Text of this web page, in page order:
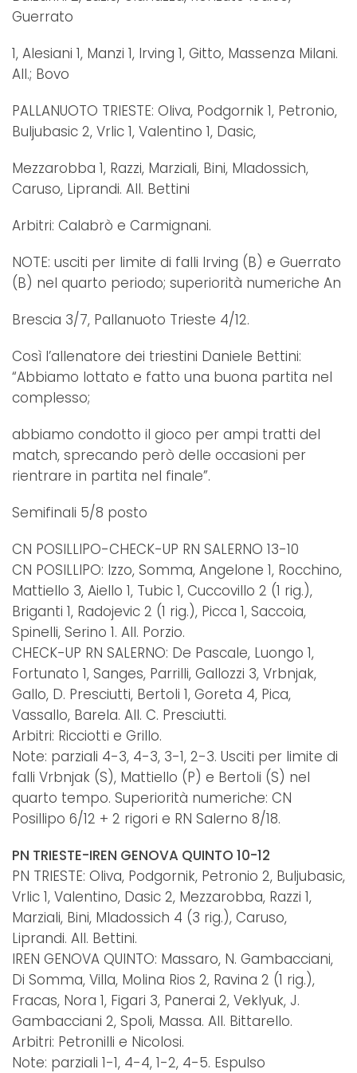
Guerrato
1, Alesiani 1, Manzi 1, Irving 1, Gitto, Massenza Milani.
All.; Bovo
PALLANUOTO TRIESTE: Oliva, Podgornik 1, Petronio,
Buljubasic 2, Vrlic 1, Valentino 1, Dasic,
Mezzarobba 1, Razzi, Marziali, Bini, Mladossich,
Caruso, Liprandi. All. Bettini
Arbitri: Calabrò e Carmignani.
NOTE: usciti per limite di falli Irving (B) e Guerrato
(B) nel quarto periodo; superiorità numeriche An
Brescia 3/7, Pallanuoto Trieste 4/12.
Così l’allenatore dei triestini Daniele Bettini:
“Abbiamo lottato e fatto una buona partita nel
complesso;
abbiamo condotto il gioco per ampi tratti del
match, sprecando però delle occasioni per
rientrare in partita nel finale”.
Semifinali 5/8 posto
CN POSILLIPO-CHECK-UP RN SALERNO 13-10
CN POSILLIPO: Izzo, Somma, Angelone 1, Rocchino,
Mattiello 3, Aiello 1, Tubic 1, Cuccovillo 2 (1 rig.),
Briganti 1, Radojevic 2 (1 rig.), Picca 1, Saccoia,
Spinelli, Serino 1. All. Porzio.
CHECK-UP RN SALERNO: De Pascale, Luongo 1,
Fortunato 1, Sanges, Parrilli, Gallozzi 3, Vrbnjak,
Gallo, D. Presciutti, Bertoli 1, Goreta 4, Pica,
Vassallo, Barela. All. C. Presciutti.
Arbitri: Ricciotti e Grillo.
Note: parziali 4-3, 4-3, 3-1, 2-3. Usciti per limite di
falli Vrbnjak (S), Mattiello (P) e Bertoli (S) nel
quarto tempo. Superiorità numeriche: CN
Posillipo 6/12 + 2 rigori e RN Salerno 8/18.
PN TRIESTE-IREN GENOVA QUINTO 10-12
PN TRIESTE: Oliva, Podgornik, Petronio 2, Buljubasic,
Vrlic 1, Valentino, Dasic 2, Mezzarobba, Razzi 1,
Marziali, Bini, Mladossich 4 (3 rig.), Caruso,
Liprandi. All. Bettini.
IREN GENOVA QUINTO: Massaro, N. Gambacciani,
Di Somma, Villa, Molina Rios 2, Ravina 2 (1 rig.),
Fracas, Nora 1, Figari 3, Panerai 2, Veklyuk, J.
Gambacciani 2, Spoli, Massa. All. Bittarello.
Arbitri: Petronilli e Nicolosi.
Note: parziali 1-1, 4-4, 1-2, 4-5. Espulso